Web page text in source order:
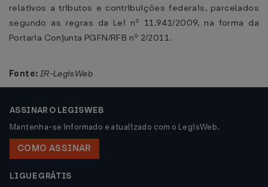
relativos a tributos e contribuições federais, parcelados
segundo as regras da Lei nº 11.941/2009, na forma da
Portaria Conjunta PGFN/RFB nº 2/2011.
Fonte: IR-LegisWeb
ASSINAR O LEGISWEB
Mantenha-se informado e atualizado com o LegisWeb.
COMO ASSINAR
LIGUE GRÁTIS